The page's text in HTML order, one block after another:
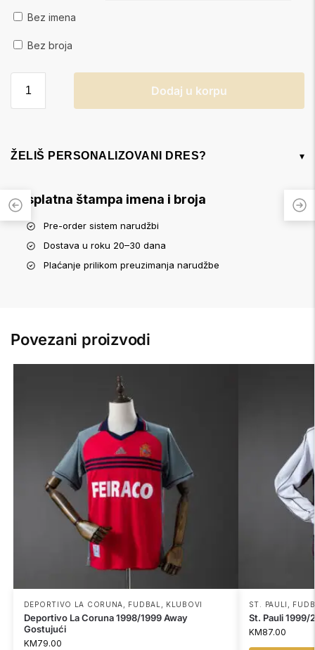
Bez imena
Bez broja
Dodaj u korpu
ŽELIŠ PERSONALIZOVANI DRES? ▾
Besplatna štampa imena i broja
Pre-order sistem narudžbi
Dostava u roku 20–30 dana
Plaćanje prilikom preuzimanja narudžbe
Povezani proizvodi
DEPORTIVO LA CORUNA FUDBAL KLUBOVI
Deportivo La Coruna 1998/1999 Away
Gostujući
KM79.00
ST. PAULI
St. Pauli 1999/
KM87.00